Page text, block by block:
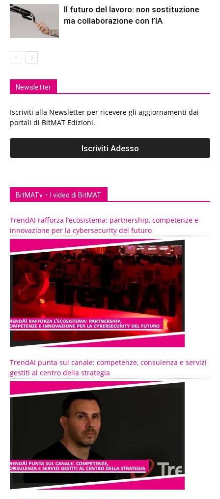
Il futuro del lavoro: non sostituzione
ma collaborazione con l’IA
Newsletter
Iscriviti alla Newsletter per ricevere gli aggiornamenti dai
portali di BitMAT Edizioni.
BitMATv – I video di BitMAT
TrendAI rafforza l’ecosistema: partnership, competenze e
innovazione per la cybersecurity del futuro
TrendAI punta sul canale: competenze, consulenza e servizi
gestiti al centro della strategia